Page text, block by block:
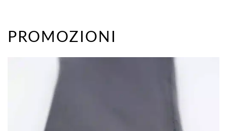
PROMOZIONI